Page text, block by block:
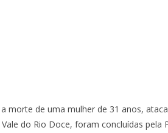
morte de uma mulher de 31 anos,
do Rio Doce, foram concluídas pela